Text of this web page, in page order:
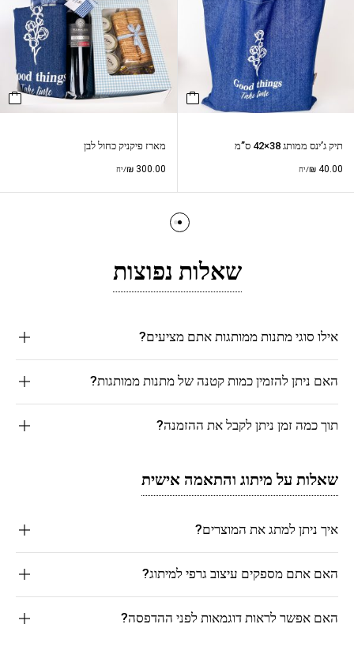
תיק ג’ינס ממותג 38×42 ס”מ
₪ 40.00 /יח
מארז פיקניק כחול לבן
₪300.00 /יח
שאלות נפוצות
אילו סוגי מתנות ממותגות אתם מציעים?
האם ניתן להזמין כמות קטנה של מתנות ממותגות?
תוך כמה זמן ניתן לקבל את ההזמנה?
שאלות על מיתוג והתאמה אישית
איך ניתן למתג את המוצרים?
האם אתם מספקים עיצוב גרפי למיתוג?
האם אפשר לראות דוגמאות לפני ההדפסה?